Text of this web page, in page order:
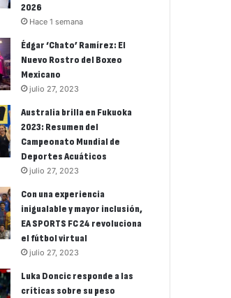
2026
Hace 1 semana
Édgar ‘Chato’ Ramírez: El
Nuevo Rostro del Boxeo
Mexicano
julio 27, 2023
Australia brilla en Fukuoka
2023: Resumen del
Campeonato Mundial de
Deportes Acuáticos
julio 27, 2023
Con una experiencia
inigualable y mayor inclusión,
EA SPORTS FC 24 revoluciona
el fútbol virtual
julio 27, 2023
Luka Doncic responde a las
críticas sobre su peso